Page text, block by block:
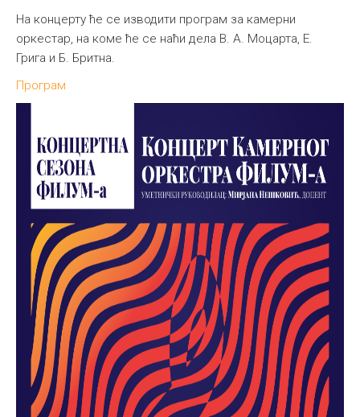
На концерту ће се изводити програм за камерни
оркестар, на коме ће се наћи дела В. А. Моцарта, Е.
Грига и Б. Бритна.
Програм